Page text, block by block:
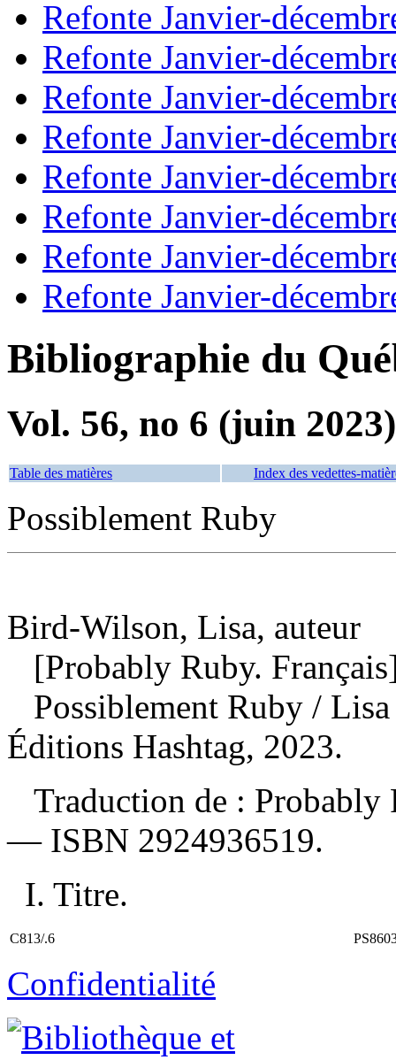
Refonte Janvier-
Refonte Janvier-
Refonte Janvier-
Refonte Janvier-
Refonte Janvier-
Refonte Janvier-
Refonte Janvier-
Refonte Janvier-
Bibliographie du
Vol. 56, no 6 (juin 2023)
Table des matières Index des vedettes-
Possiblement Ruby
Bird-Wilson, Lisa, auteur
[Probably Ruby.
Possiblement Ruby /
Éditions Hashtag, 2023.
Traduction de :
— ISBN 2924936519.
I. Titre.
C813/.6
Confidentialité